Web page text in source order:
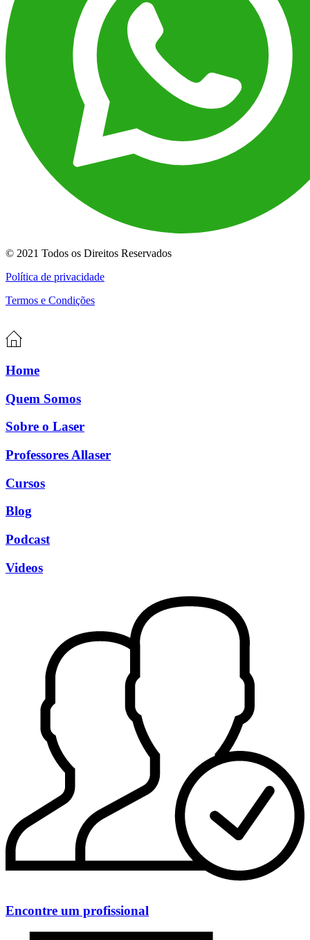
© 2021 Todos os Direitos Reservados
Política de privacidade
Termos e Condições
Home
Quem Somos
Sobre o Laser
Professores Allaser
Cursos
Blog
Podcast
Videos
Encontre um profissional